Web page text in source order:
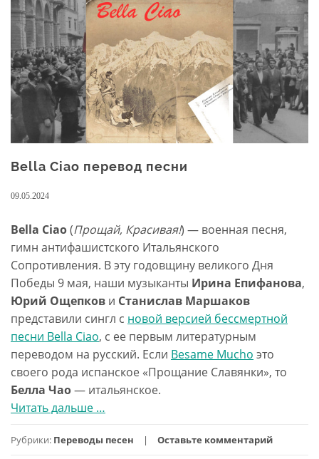
Bella Ciao перевод песни
09.05.2024
Bella Ciao(Прощай, Красивая!) — военная песня,
гимн антифашистского Итальянского
Сопротивления. В эту годовщину великого Дня
Победы 9 мая, наши музыканты Ирина Епифанова,
Юрий Ощепков и Станислав Маршаков
представили сингл с новой версией бессмертной
песни Bella Ciao, с ее первым литературным
переводом на русский. Если Besame Mucho это
своего рода испанское «Прощание Славянки», то
Белла Чао— итальянское.
Читать дальше проBella
перевод
…
Рубрики: Переводы песен Оставьте комментарий